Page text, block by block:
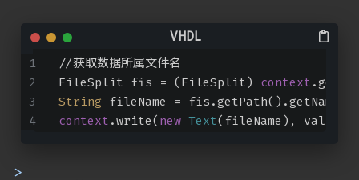
//获取数据所属文件名
FileSplit fis = (FileSplit) context
String fileName =
context .write( new Text(fileName),